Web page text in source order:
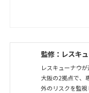
監修：レスキ
レスキューナウ
大阪の2拠点で、
外のリスクを監